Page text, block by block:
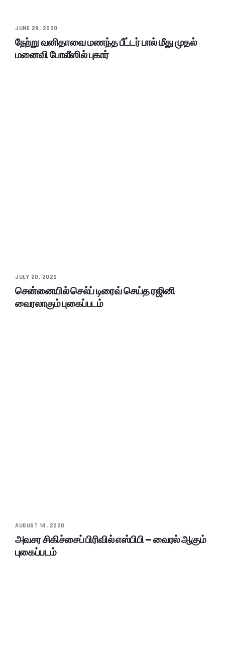
JUNE 28, 2020
நேற்று வனிதாவை மணந்த பீட்டர் பால் மீது முதல்
மனைவி போலீஸில் புகார்
JULY 20, 2020
சென்னையில் செல்ப் டிரைவ் செய்த ரஜினி
வைரலாகும் புகைப்படம்
AUGUST 14, 2020
அவசர சிகிச்சைப் பிரிவில் எஸ்பிபி – வைரல் ஆகும்
புகைப்படம்